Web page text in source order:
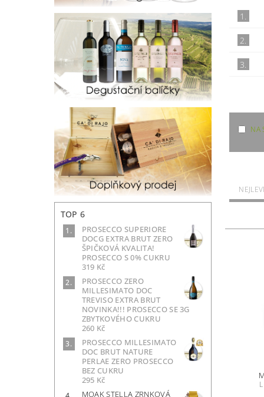
TOP 6
PROSECCO SUPERIORE
DOCG EXTRA BRUT ZERO
ŠPIČKOVÁ KVALITA!
PROSECCO S 0% CUKRU
319 Kč
PROSECCO ZERO
MILLESIMATO DOC
TREVISO EXTRA BRUT
NOVINKA!!! PROSECCO SE 3G
ZBYTKOVÉHO CUKRU
260 Kč
PROSECCO MILLESIMATO
DOC BRUT NATURE
PERLAE ZERO PROSECCO
BEZ CUKRU
295 Kč
MOAK STELLA ZRNKOVÁ
1.
2.
3.
NA